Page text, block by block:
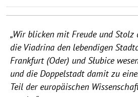
„Wir blicken mit Freude und Stolz
die Viadrina den lebendigen
Frankfurt (Oder) und Słubice
und die Doppelstadt damit zu
Teil der europäischen